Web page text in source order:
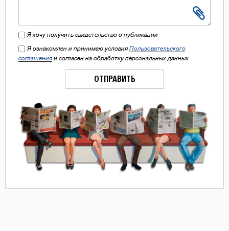
Я хочу получить свидетельство о публикации
Я ознакомлен и принимаю условия Пользовательского
соглашения и согласен на обработку персональных данных
ОТПРАВИТЬ